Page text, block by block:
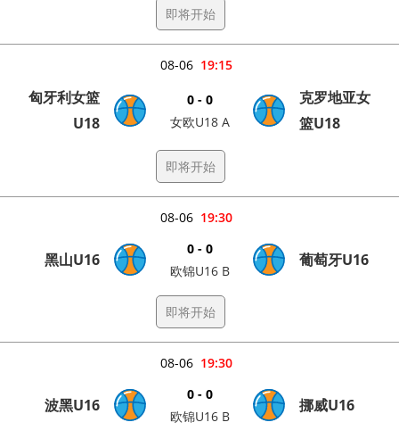
即将开始
19:15
08-06
匈牙利女篮
U18
0 - 0
女欧U18 A
克罗地亚女
篮U18
即将开始
19:30
08-06
黑山U16
0 - 0
欧锦U16 B
葡萄牙U16
即将开始
19:30
08-06
波黑U16
0 - 0
欧锦U16 B
挪威U16